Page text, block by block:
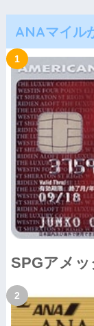
ANAマイル
SPGアメ